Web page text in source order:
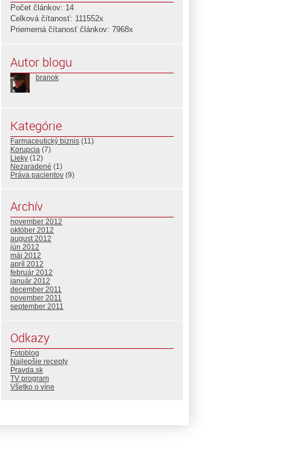
Počet článkov: 14
Celková čítanosť: 111552x
Priemerná čítanosť článkov: 7968x
Autor blogu
branok
Kategórie
Farmaceutický biznis (11)
Korupcia (7)
Lieky (12)
Nezaradené (1)
Práva pacientov (9)
Archív
november 2012
október 2012
august 2012
jún 2012
máj 2012
apríl 2012
február 2012
január 2012
december 2011
november 2011
september 2011
Odkazy
Fotoblog
Najlepšie recepty
Pravda.sk
TV program
Všetko o víne